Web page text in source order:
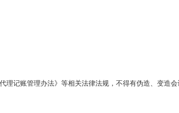
理记账管理办法》等相关法律法规，不得有伪造、变造